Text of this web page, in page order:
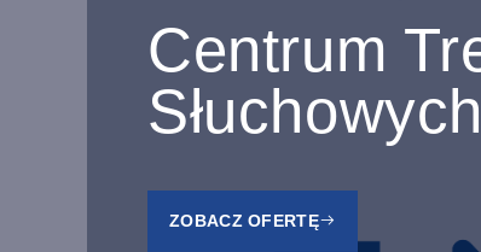
Centrum
Słuchowych
ZOBACZ OFERTĘ